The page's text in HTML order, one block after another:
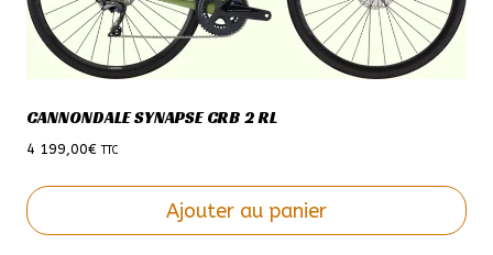
choisies
sur
du
produit
CANNONDALE SYNAPSE CRB 2 RL
4 199,00€ TTC
Ajouter au panier